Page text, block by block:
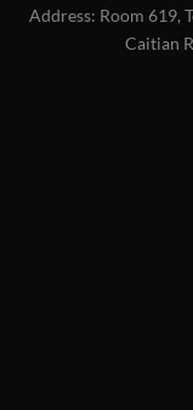
Address: Room 619,
Caitian